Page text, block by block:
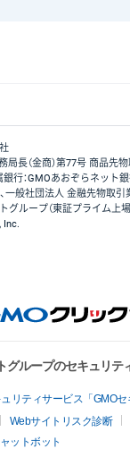
ホームページ
局長（金商）第77号 商品先
銀行：GMOあおぞらネット
一般社団法人 金融先物取
ループ（東証プライム上場
Inc.
グループのセキュリテ
リティサービス「GMOセ
Webサイトリスク診断
ットボット